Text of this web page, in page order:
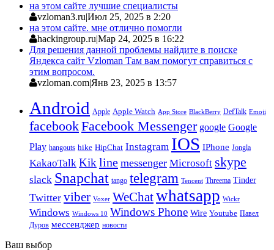
на этом сайте лучшие специалисты
vzloman3.ru|Июл 25, 2025 в 2:20
на этом сайте. мне отлично помогли
hackingroup.ru|Мар 24, 2025 в 16:22
Для решения данной проблемы найдите в поиске
Яндекса сайт Vzloman Там вам помогут справиться с
этим вопросом.
vzloman.com|Янв 23, 2025 в 13:57
Android Apple Apple Watch App Store BlackBerry DefTalk Emoji
facebookFacebook Messenger google Google
Play hangouts hike HipChat Instagram IOS IPhone Jongla
KakaoTalk Kik line messenger Microsoft skype
slack Snapchat tango telegram Tencent Threema Tinder
Twitter viber Voxer WeChatwhatsapp Wickr
Windows Windows 10 Windows Phone Wire Youtube Павел
Дуров мессенджер новости
Ваш выбор